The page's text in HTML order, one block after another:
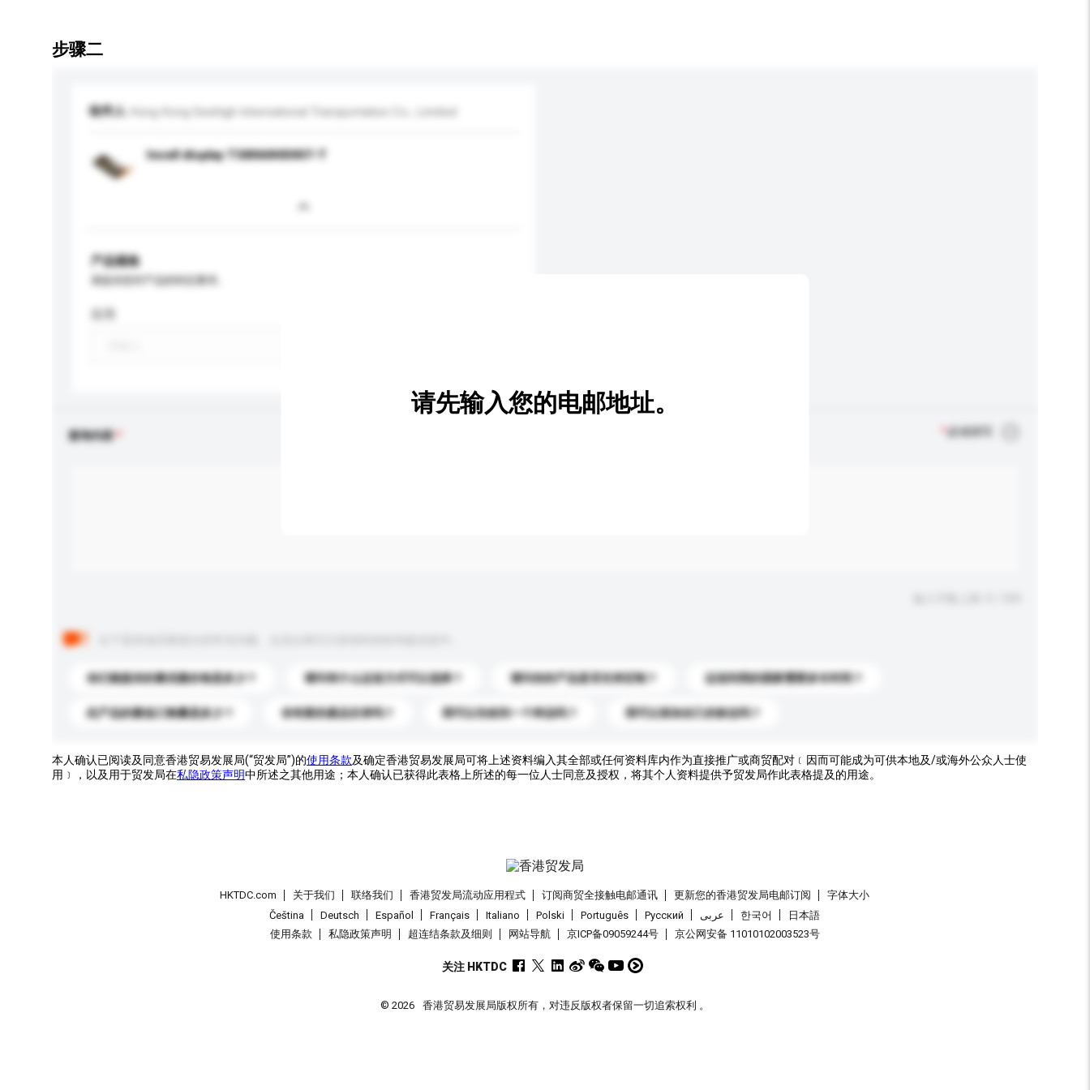
步骤二
收件人 Hong Kong Seehigh International Transportation Co., Limited
Incell display TS8060HD007-T
产品规格
查询内容 必须填写
你们能提供的最优惠价格是多少？ 请问有什么运送方式可以选择？ 请问你的产品是否支持定制？ 运送到我的国家需要多长时间？
此产品的最低订购量是多少？ 你有新的產品目录吗？ 我可以先收到一个样品吗？ 我可以添加自己的标志吗？
请先输入您的电邮地址。
本人确认已阅读及同意香港贸易发展局(“贸发局”)的使用条款及确定香港贸易发展局可将上述资料编入其全部或任何资料库内作为直接推广或商贸配对﹝因而可能成为可供本地及/或海外公众人士使
用﹞，以及用于贸发局在私隐政策声明中所述之其他用途；本人确认已获得此表格上所述的每一位人士同意及授权，将其个人资料提供予贸发局作此表格提及的用途。
HKTDC.com 关于我们 联络我们 香港贸发局流动应用程式 订阅商贸全接触电邮通讯 更新您的香港贸发局电邮订阅
字体大小
Čeština
Deutsch Español Français Italiano Polski Português Pусский عربى 한국어
日本語
使用条款
私隐政策声明 超连结条款及细则 网站导航 京ICP备09059244号 京公网安备 11010102003523号
关注 HKTDC
© 2026 香港贸易发展局版权所有，对违反版权者保留一切追索权利 。